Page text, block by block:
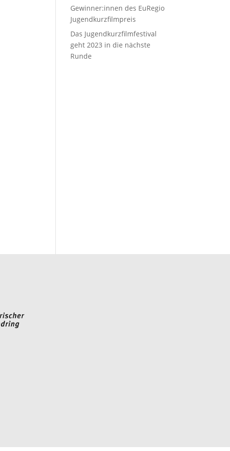
Gewinner:innen des EuRegio
Jugendkurzfilmpreis
Das Jugendkurzfilmfestival
geht 2023 in die nächste
Runde